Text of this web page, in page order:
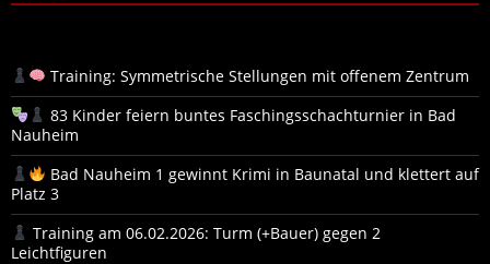
Training: Symmetrische Stellungen mit offenem Zentrum
83 Kinder feiern buntes Faschingsschachturnier in Bad
Nauheim
Bad Nauheim 1 gewinnt Krimi in Baunatal und klettert auf
Platz 3
Training am 06.02.2026: Turm (+Bauer) gegen 2
Leichtfiguren